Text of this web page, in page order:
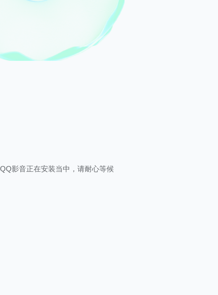
QQ影音正在安装当中，请耐心等候